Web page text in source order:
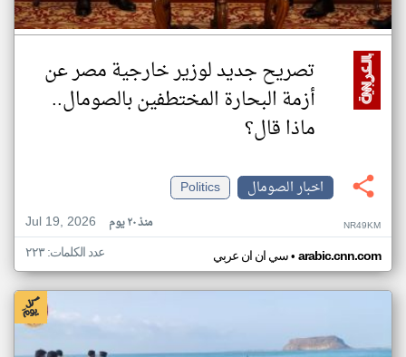
تصريح جديد لوزير خارجية مصر عن
أزمة البحارة المختطفين بالصومال..
ماذا قال؟
اخبار الصومال
Politics
Jul 19, 2026
منذ ٢٠ يوم NR49KM
سي ان ان عربي• arabic.cnn.com عدد الكلمات: ٢٢٣